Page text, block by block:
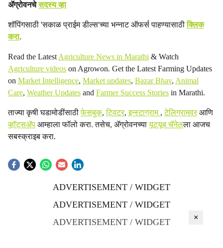
ॲग्रोवनचेसदस्य व्हा
शॉपिंगसाठी 'सकाळ प्राईम डील्स'च्या भन्नाट ऑफर्स पाहण्यासाठीक्लिक
करा.
Read the Latest Agriculture News in Marathi & Watch
Agriculture videos on Agrowon. Get the Latest Farming Updates
on Market Intelligence, Market updates, Bazar Bhav, Animal
Care, Weather Updates and Farmer Success Stories in Marathi.
ताज्या कृषी घडामोडींसाठीफेसबुक,ट्विटर,इन्स्टाग्राम ,टेलिग्रामवरआणि
व्हॉट्सॲप आम्हाला फॉलो करा. तसेच, ॲग्रोवनच्यायूट्यूब चॅनेलला आजच
सबस्क्राइब करा.
ADVERTISEMENT / WIDGET
ADVERTISEMENT / WIDGET
ADVERTISEMENT / WIDGET
×